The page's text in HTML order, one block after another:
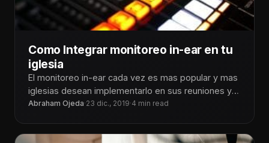
Como Integrar monitoreo in-ear en tu
iglesia
El monitoreo in-ear cada vez es mas popular y mas
iglesias desean implementarlo en sus reuniones y
tal vez haya
Abraham Ojeda·23 dic., 2019·4 min read